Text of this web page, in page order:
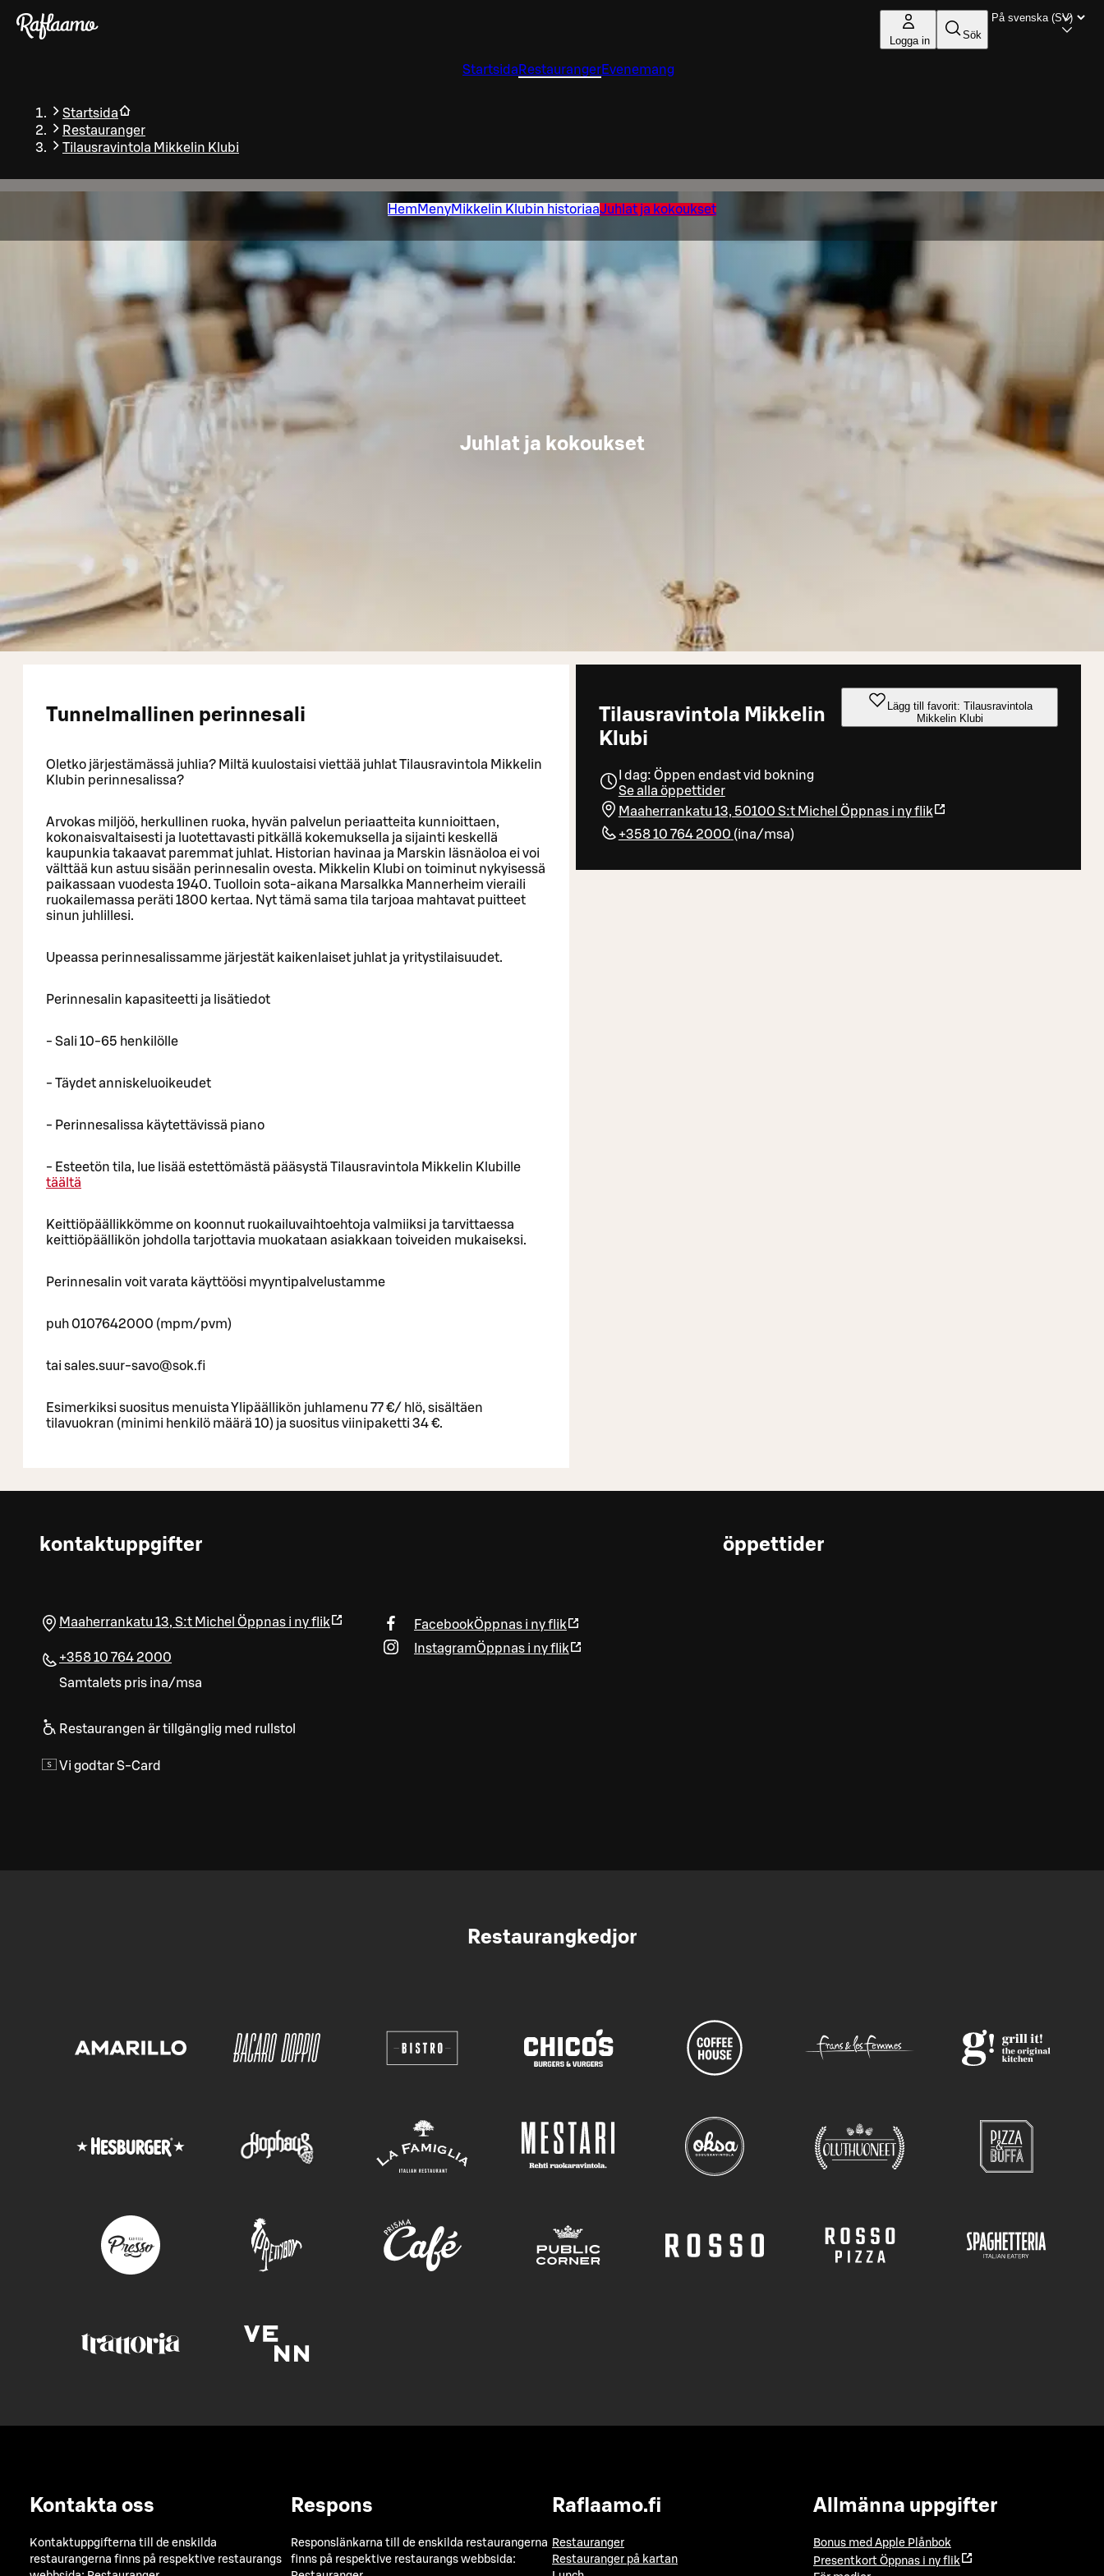
Gå till huvudinnehållet
Logga in Sök
Startsida RestaurangerEvenemang
Startsida
Restauranger
Tilausravintola Mikkelin Klubi
Hem MenyMikkelin Klubin historiaaJuhlat ja kokoukset
Juhlat ja kokoukset
Tilausravintola Mikkelin
Klubi
Lägg till favorit: Tilausravintola
Mikkelin Klubi
I dag: Öppen endast vid bokning
Se alla öppettider
Maaherrankatu 13, 50100 S:t Michel Öppnas i ny flik
+358 10 764 2000 (ina/msa)
Tunnelmallinen perinnesali
Oletko järjestämässä juhlia? Miltä kuulostaisi viettää juhlat Tilausravintola Mikkelin
Klubin perinnesalissa?
Arvokas miljöö, herkullinen ruoka, hyvän palvelun periaatteita kunnioittaen,
kokonaisvaltaisesti ja luotettavasti pitkällä kokemuksella ja sijainti keskellä
kaupunkia takaavat paremmat juhlat. Historian havinaa ja Marskin läsnäoloa ei voi
välttää kun astuu sisään perinnesalin ovesta. Mikkelin Klubi on toiminut nykyisessä
paikassaan vuodesta 1940. Tuolloin sota-aikana Marsalkka Mannerheim vieraili
ruokailemassa peräti 1800 kertaa. Nyt tämä sama tila tarjoaa mahtavat puitteet
sinun juhlillesi.
Upeassa perinnesalissamme järjestät kaikenlaiset juhlat ja yritystilaisuudet.
Perinnesalin kapasiteetti ja lisätiedot
- Sali 10-65 henkilölle
- Täydet anniskeluoikeudet
- Perinnesalissa käytettävissä piano
- Esteetön tila, lue lisää estettömästä pääsystä Tilausravintola Mikkelin Klubille
täältä
Keittiöpäällikkömme on koonnut ruokailuvaihtoehtoja valmiiksi ja tarvittaessa
keittiöpäällikön johdolla tarjottavia muokataan asiakkaan toiveiden mukaiseksi.
Perinnesalin voit varata käyttöösi myyntipalvelustamme
puh 0107642000 (mpm/pvm)
tai sales.suur-savo@sok.fi
Esimerkiksi suositus menuista Ylipäällikön juhlamenu 77 €/ hlö, sisältäen
tilavuokran (minimi henkilö määrä 10) ja suositus viinipaketti 34 €.
kontaktuppgifter
Maaherrankatu 13, S:t Michel Öppnas i ny flik
+358 10 764 2000
Samtalets pris ina/msa
Restaurangen är tillgänglig med rullstol
Vi godtar S-Card
FacebookÖppnas i ny flik
InstagramÖppnas i ny flik
öppettider
Restaurangkedjor
Kontakta oss
Kontaktuppgifterna till de enskilda
restaurangerna finns på respektive restaurangs
Respons
Responslänkarna till de enskilda restaurangerna
finns på respektive restaurangs webbsida:
Raflaamo.fi
Restauranger
Restauranger på kartan
Allmänna uppgifter
Bonus med Apple Plånbok
Presentkort Öppnas i ny flik